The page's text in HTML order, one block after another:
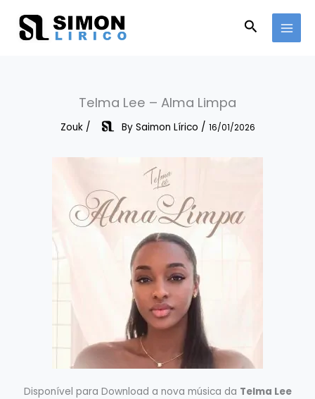
content
Search
Telma Lee – Alma Limpa
Zouk/ By Saimon Lírico / 16/01/2026
Disponível para Download a nova música da Telma Lee